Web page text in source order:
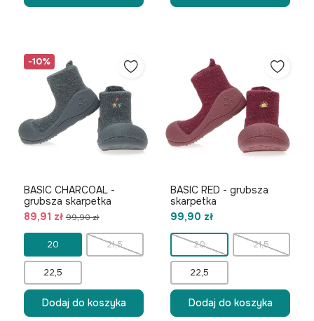
-10%
BASIC CHARCOAL -
grubsza skarpetka
89,91 zł99,90 zł
20 21,5
22,5
Dodaj do koszyka
BASIC RED - grubsza
skarpetka
99,90 zł
20 21,5
22,5
Dodaj do koszyka